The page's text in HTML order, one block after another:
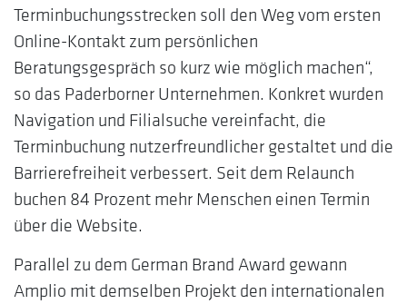
Terminbuchungsstrecken soll den Weg vom ersten
Online-Kontakt zum persönlichen
Beratungsgespräch so kurz wie möglich machen“,
so das Paderborner Unternehmen. Konkret wurden
Navigation und Filialsuche vereinfacht, die
Terminbuchung nutzerfreundlicher gestaltet und die
Barrierefreiheit verbessert. Seit dem Relaunch
buchen 84 Prozent mehr Menschen einen Termin
über die Website.
Parallel zu dem German Brand Award gewann
Amplio mit demselben Projekt den internationalen